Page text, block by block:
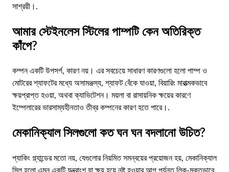
সাশ্রয়ী।.
আমার স্টেইনলেস স্টিলের পাম্পটি কেন অতিরিক্ত
কাঁপে?
কম্পন একটি উপসর্গ, কারণ নয়। এর সবচেয়ে সাধারণ কারণগুলো হলো পাম্প ও
মোটরের শ্যাফটের মধ্যে অসামঞ্জস্য, শ্যাফট বেঁকে যাওয়া, বিয়ারিং মারাত্মকভাবে
ক্ষয়প্রাপ্ত হওয়া, অথবা ক্যাভিটেশন। ময়লা বা রাসায়নিক ক্ষয়ের কারণে
ইম্পেলারের ভারসাম্যহীনতাও তীব্র কম্পনের কারণ হতে পারে।.
মেকানিক্যাল সিলগুলো কত ঘন ঘন বদলানো উচিত?
প্যাকিং গ্ল্যান্ডের মতো নয়, যেগুলোর নিয়মিত সমন্বয়ের প্রয়োজন হয়, মেকানিক্যাল
সিল হলো এমন একটি যন্ত্রাংশ যা ক্ষয় হয়ে নষ্ট হওয়ার আগ পর্যন্ত লিক-মুক্তভাবে